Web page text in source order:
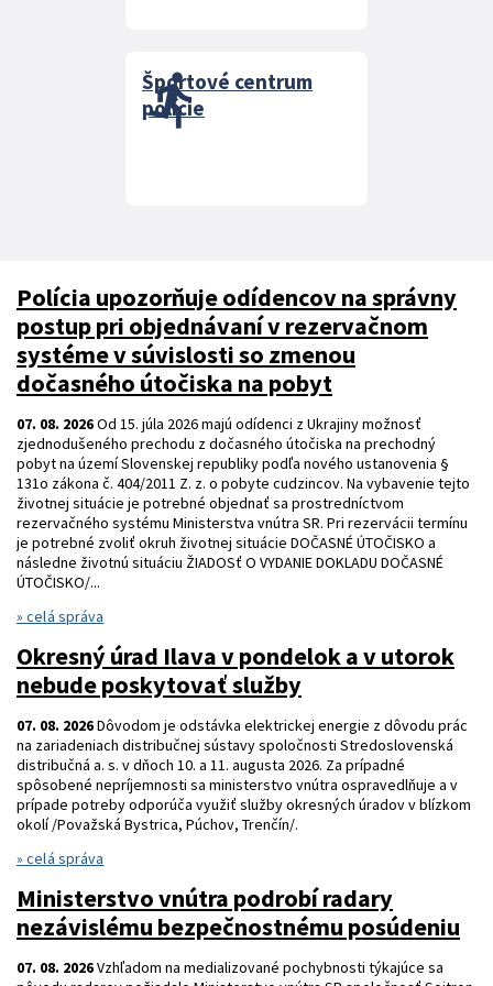
directions_run
Športové centrum
polície
Polícia upozorňuje odídencov na správny
postup pri objednávaní v rezervačnom
systéme v súvislosti so zmenou
dočasného útočiska na pobyt
07. 08. 2026Od 15. júla 2026 majú odídenci z Ukrajiny možnosť
zjednodušeného prechodu z dočasného útočiska na prechodný
pobyt na území Slovenskej republiky podľa nového ustanovenia §
131o zákona č. 404/2011 Z. z. o pobyte cudzincov. Na vybavenie tejto
životnej situácie je potrebné objednať sa prostredníctvom
rezervačného systému Ministerstva vnútra SR. Pri rezervácii termínu
je potrebné zvoliť okruh životnej situácie DOČASNÉ ÚTOČISKO a
následne životnú situáciu ŽIADOSť O VYDANIE DOKLADU DOČASNÉ
ÚTOČISKO/...
» celá správa
Okresný úrad Ilava v pondelok a v utorok
nebude poskytovať služby
07. 08. 2026Dôvodom je odstávka elektrickej energie z dôvodu prác
na zariadeniach distribučnej sústavy spoločnosti Stredoslovenská
distribučná a. s. v dňoch 10. a 11. augusta 2026. Za prípadné
spôsobené nepríjemnosti sa ministerstvo vnútra ospravedlňuje a v
prípade potreby odporúča využiť služby okresných úradov v blízkom
okolí /Považská Bystrica, Púchov, Trenčín/.
» celá správa
Ministerstvo vnútra podrobí radary
nezávislému bezpečnostnému posúdeniu
07. 08. 2026Vzhľadom na medializované pochybnosti týkajúce sa